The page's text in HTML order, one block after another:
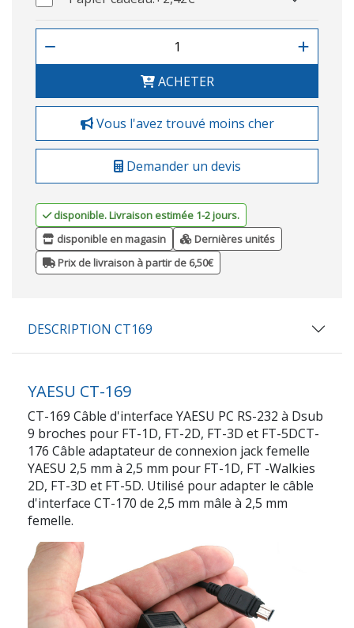
ACHETER
Vous l'avez trouvé moins cher
Demander un devis
disponible. Livraison estimée 1-2 jours.
disponible en magasin
Dernières unités
Prix de livraison à partir de 6,50€
DESCRIPTION CT169
YAESU CT-169
CT-169 Câble d'interface YAESU PC RS-232 à Dsub
9 broches pour FT-1D, FT-2D, FT-3D et FT-5DCT-
176 Câble adaptateur de connexion jack femelle
YAESU 2,5 mm à 2,5 mm pour FT-1D, FT -Walkies
2D, FT-3D et FT-5D. Utilisé pour adapter le câble
d'interface CT-170 de 2,5 mm mâle à 2,5 mm
femelle.